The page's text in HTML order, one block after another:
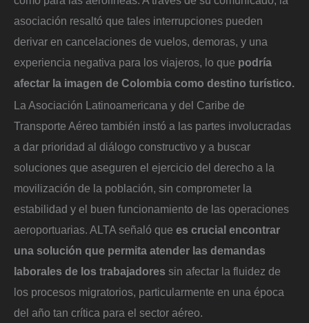
asociación resaltó que tales interrupciones pueden
derivar en cancelaciones de vuelos, demoras, y una
experiencia negativa para los viajeros, lo que podría
afectar la imagen de Colombia como destino turístico.
La Asociación Latinoamericana y del Caribe de
Transporte Aéreo también instó a las partes involucradas
a dar prioridad al diálogo constructivo y a buscar
soluciones que aseguren el ejercicio del derecho a la
movilización de la población, sin comprometer la
estabilidad y el buen funcionamiento de las operaciones
aeroportuarias. ALTA señaló que es crucial encontrar
una solución que permita atender las demandas
laborales de los trabajadores sin afectar la fluidez de
los procesos migratorios, particularmente en una época
del año tan crítica para el sector aéreo.